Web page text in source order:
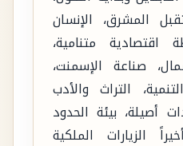
المشرق، الإنسان
اقتصادية متنامية،
صناعة الإسمنت،
التراث والأدب
أصيلة، بيئة الحدود
الزيارات الملكية